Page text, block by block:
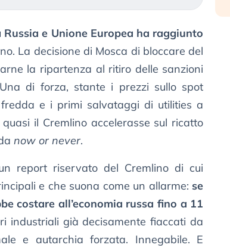
e Unione Europea ha raggiunto
La decisione di Mosca di bloccare del
la ripartenza al ritiro delle sanzioni
di forza, stante i prezzi sullo spot
e i primi salvataggi di utilities a
il Cremlino accelerasse sul ricatto
now or never.
report riservato del Cremlino di cui
e che suona come un allarme: se
costare all’economia russa fino a 11
industriali già decisamente fiaccati da
e autarchia forzata. Innegabile. E